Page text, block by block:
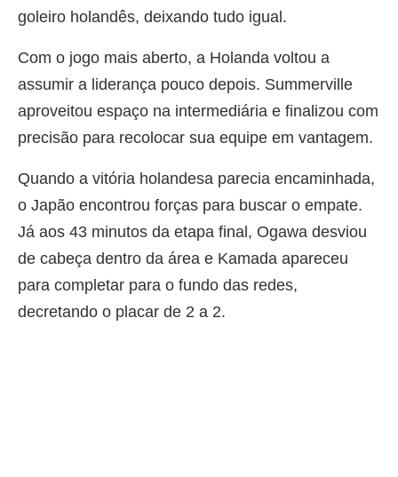
goleiro holandês, deixando tudo igual.
Com o jogo mais aberto, a Holanda voltou a
assumir a liderança pouco depois. Summerville
aproveitou espaço na intermediária e finalizou com
precisão para recolocar sua equipe em vantagem.
Quando a vitória holandesa parecia encaminhada,
o Japão encontrou forças para buscar o empate.
Já aos 43 minutos da etapa final, Ogawa desviou
de cabeça dentro da área e Kamada apareceu
para completar para o fundo das redes,
decretando o placar de 2 a 2.